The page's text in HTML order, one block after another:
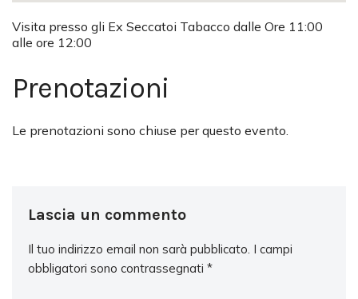
Visita presso gli Ex Seccatoi Tabacco dalle Ore 11:00
alle ore 12:00
Prenotazioni
Le prenotazioni sono chiuse per questo evento.
Lascia un commento
Il tuo indirizzo email non sarà pubblicato. I campi
obbligatori sono contrassegnati *